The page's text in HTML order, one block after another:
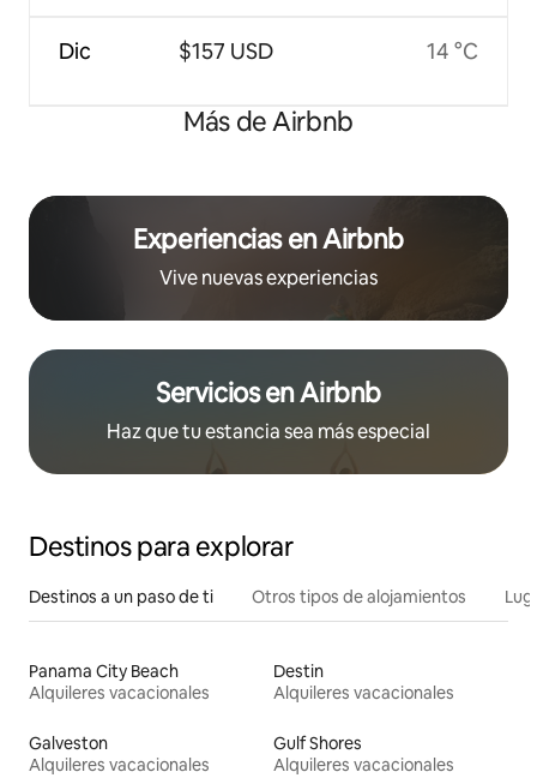
Dic $157 USD 14 °C
Más de Airbnb
Experiencias en Airbnb
Vive nuevas experiencias
Servicios en Airbnb
Haz que tu estancia sea más especial
Destinos para explorar
Destinos a un paso de ti Otros tipos de alojamientos
Panama City Beach
Alquileres vacacionales
Destin
Alquileres vacacionales
Galveston
Alquileres vacacionales
Gulf Shores
Alquileres vacacionales